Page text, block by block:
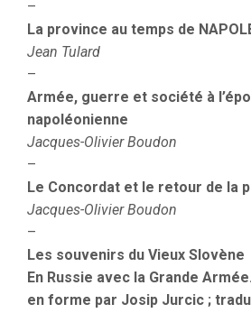
–
La province au temps de
Jean Tulard
–
Armée, guerre et société à
napoléonienne
Jacques-Olivier Boudon
–
Le Concordat et le retour de la
Jacques-Olivier Boudon
–
Les souvenirs du Vieux Slovène
En Russie avec la Grande
en forme par Josip Jurcic ;